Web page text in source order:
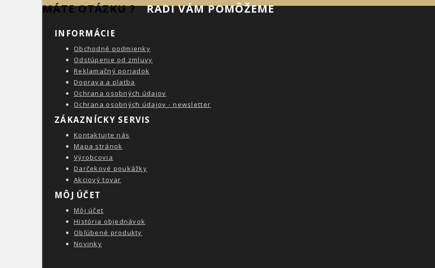
MÁTE OTÁZKU ? RADI VÁM POMÔŽEME
INFORMÁCIE
Obchodné podmienky
Odstúpenie od zmluvy
Reklamačný poriadok
Doprava a platba
Ochrana osobných údajov
Ochrana osobných údajov - newsletter
ZÁKAZNÍCKY SERVIS
Kontaktujte nás
Mapa stránok
Výrobcovia
Darčekové poukážky
Akciový tovar
MÔJ ÚČET
Môj účet
História objednávok
Obľúbené produkty
Novinky